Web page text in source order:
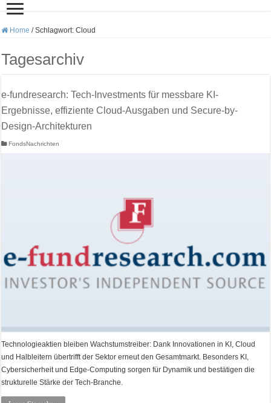
Home / Schlagwort:Cloud
Tagesarchiv
e-fundresearch: Tech-Investments für messbare KI-
Ergebnisse, effiziente Cloud-Ausgaben und Secure-by-
Design-Architekturen
FondsNachrichten
Technologieaktien bleiben Wachstumstreiber: Dank Innovationen in KI, Cloud
und Halbleitern übertrifft der Sektor erneut den Gesamtmarkt. Besonders KI,
Cybersicherheit und Edge-Computing sorgen für Dynamik und bestätigen die
strukturelle Stärke der Tech-Branche.